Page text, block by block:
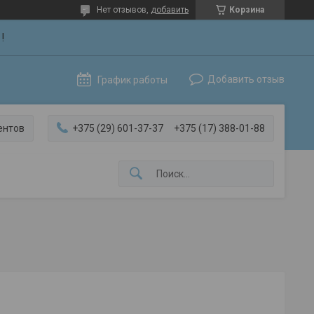
Корзина
Нет отзывов, добавить
График работы Добавить отзыв
+375 (29) 601-37-37 +375 (17) 388-01-88